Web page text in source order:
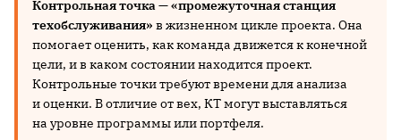
Контрольная точка —«промежуточная станция
техобслуживания» в жизненном цикле проекта. Она
помогает оценить, как команда движется к конечной
цели, и в каком состоянии находится проект.
Контрольные точки требуют времени для анализа
и оценки. В отличие от вех, КТ могут выставляться
на уровне программы или портфеля.